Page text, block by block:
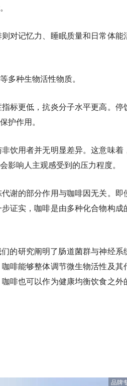
。
对记忆力、睡眠质量和日常体能
多种生物活性物质。
标更低，抗炎分子水平更高。停
护作用。
饮用者并无明显差异。这意味着
影响人 主观感受到的压力程度。
谢的部分作用与咖啡因无关。即
证实，咖啡是由多种化合物构成
的研究阐明了肠道菌群与神经系
啡能够整体调节微生物活性及其
啡也可以作为健康均衡饮食之外
品牌